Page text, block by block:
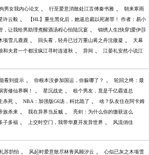
男女我内心论文 、 行至爱意消散处江言傅秦书雅 、 朝来寒雨
许云毅 、 【HL】重生黑化后，她逼总裁以死谢罪！ 作者：易小
，让我给男助理煮醒酒汤程心怡陆沉宴 、 锦绣人生[快穿]爱伊莎
项雪儿鹿鹿 、 回头看，轻舟已过万重山蒋之舟沈傲凝 、 天幕
和夫君一个都没疯江寻时连道秋 、 异间 、 江晏礼安然小说江
看到提示 、 你根本没参加国运，你躲哪了？ 、 轮回之终：最
害修仙界啊！ 、 星沉战史 、 租个男友，竟是千亿霸道总
杀死 、 NBA：加强版G6汤，科比跪了 、 啥？队友住在阿卡姆
族杀来 、 我在异界当反贼 、 亮剑：为什么你的缴获这么
子多福 、 上交时空门，我带华夏开发异世界 、 风流俏佳
苏韵怡 、 风起时爱意散尽林青风顾汐云 、 心似已灰之木项雪